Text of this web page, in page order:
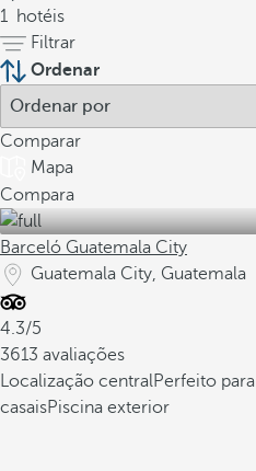
1 hotéis
Filtrar
Ordenar
Comparar
Mapa
Compara
Barceló Guatemala City
Guatemala City, Guatemala
4.3/5
3613 avaliações
Localização centralPerfeito para
casaisPiscina exterior